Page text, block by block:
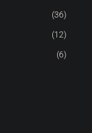
(36)
(12)
(6)